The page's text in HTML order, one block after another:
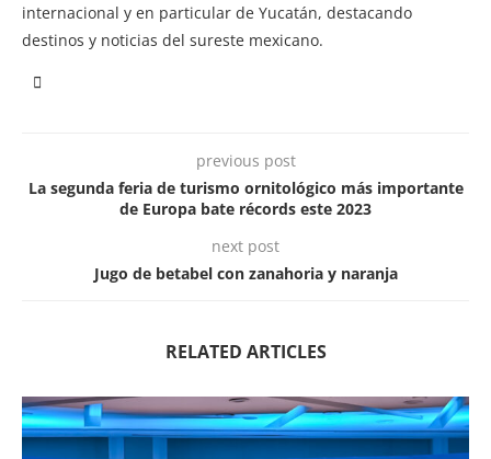
internacional y en particular de Yucatán, destacando
destinos y noticias del sureste mexicano.
previous post
La segunda feria de turismo ornitológico más importante
de Europa bate récords este 2023
next post
Jugo de betabel con zanahoria y naranja
RELATED ARTICLES